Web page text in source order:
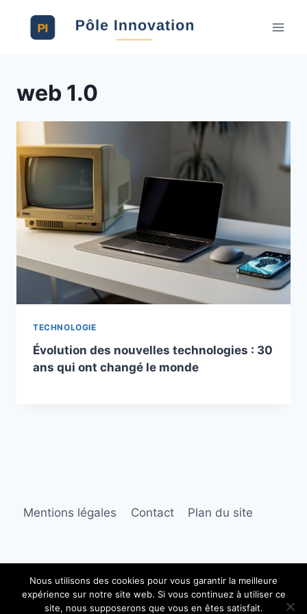
web 1.0
TECHNOLOGIE
Évolution des nouvelles technologies : 30
ans qui ont changé le monde
Mentions légales Contact Plan du site
© 2026 Pôle Innovation
Nous utilisons des cookies pour vous garantir la meilleure
expérience sur notre site web. Si vous continuez à utiliser ce
site, nous supposerons que vous en êtes satisfait.